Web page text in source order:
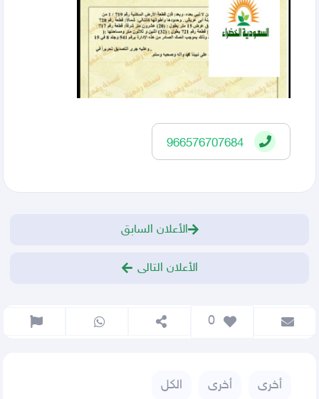
الأعلان السابق
الأعلان التالى
أخرى أخرى الكل